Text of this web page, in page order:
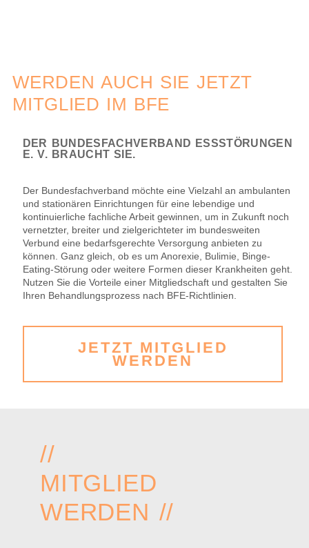
WERDEN AUCH SIE JETZT
MITGLIED IM BFE
DER BUNDESFACHVERBAND ESSSTÖRUNGEN
E. V. BRAUCHT SIE.
Der Bundesfachverband möchte eine Vielzahl an ambulanten
und stationären Einrichtungen für eine lebendige und
kontinuierliche fachliche Arbeit gewinnen, um in Zukunft noch
vernetzter, breiter und zielgerichteter im bundesweiten
Verbund eine bedarfsgerechte Versorgung anbieten zu
können. Ganz gleich, ob es um Anorexie, Bulimie, Binge-
Eating-Störung oder weitere Formen dieser Krankheiten geht.
Nutzen Sie die Vorteile einer Mitgliedschaft und gestalten Sie
Ihren Behandlungsprozess nach BFE-Richtlinien.
JETZT MITGLIED
WERDEN
//
MITGLIED
WERDEN //